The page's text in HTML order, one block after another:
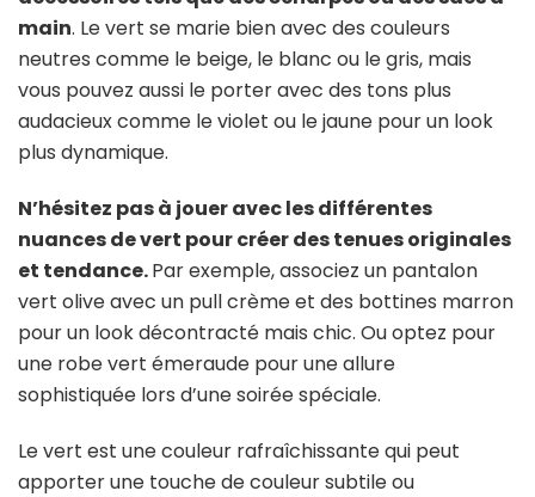
main. Le vert se marie bien avec des couleurs
neutres comme le beige, le blanc ou le gris, mais
vous pouvez aussi le porter avec des tons plus
audacieux comme le violet ou le jaune pour un look
plus dynamique.
N’hésitez pas à jouer avec les différentes
nuances de vert pour créer des tenues originales
et tendance.Par exemple, associez un pantalon
vert olive avec un pull crème et des bottines marron
pour un look décontracté mais chic. Ou optez pour
une robe vert émeraude pour une allure
sophistiquée lors d’une soirée spéciale.
Le vert est une couleur rafraîchissante qui peut
apporter une touche de couleur subtile ou